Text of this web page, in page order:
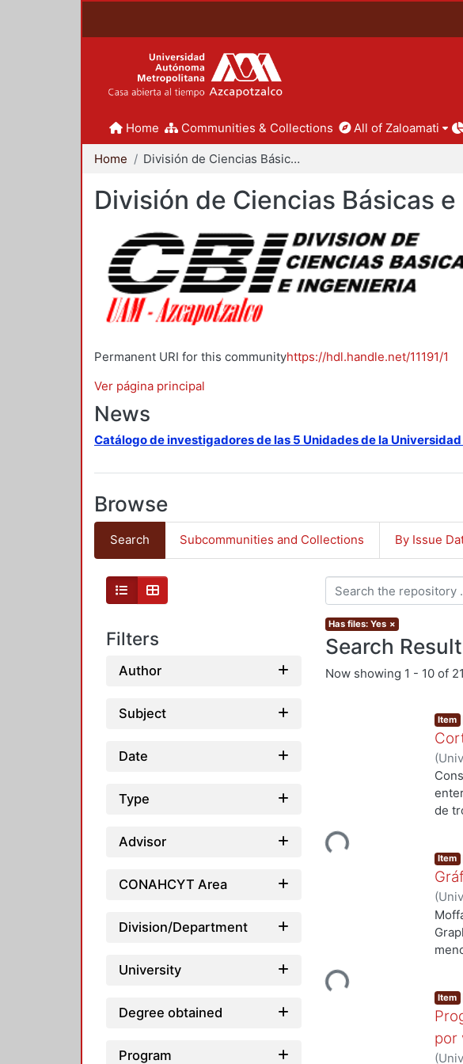
Home Communities & Collections All of Zaloamati
Home División de Ciencias Básicas e Ingeniería
División de Ciencias Básicas
Permanent URI for this communityhttps://hdl.handle.net/11191/1
Ver página principal
News
Catálogo de investigadores de las 5 Unidades de la
Browse
Search Subcommunities and Collections By Issue
Filters
Author
Subject
Date
Type
Advisor
CONAHCYT Area
Division/Department
University
Degree obtained
Program
Has files: Yes ×
Search
Now showing 1 - 10 of
Loading...
Item
(
de
de
n)2),
La
Loading...
Item
(
de
en
Item
por
(